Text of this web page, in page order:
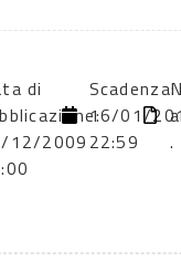
di
12/2009
Scadenza:
16/01/
22:59
.